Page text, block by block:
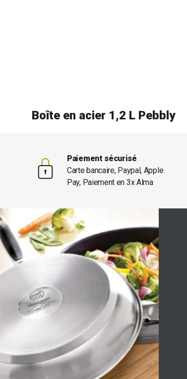
Boîte en acier 1,2 L Pebbly
Paiement sécurisé
Carte bancaire, Paypal, Apple
Pay, Paiement en 3x Alma